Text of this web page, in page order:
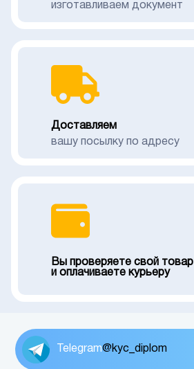
изготавливаем документ
Доставляем
вашу посылку по адресу
Вы проверяете свой товар
и оплачиваете курьеру
Telegram@kyc_diplom